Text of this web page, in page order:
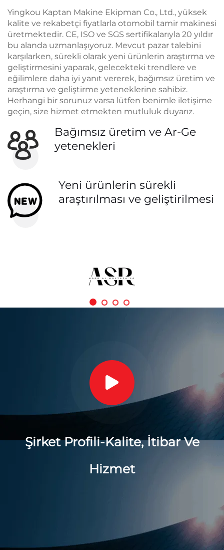
Yingkou Kaptan Makine Ekipman Co., Ltd., yüksek
kalite ve rekabetçi fiyatlarla otomobil tamir makinesi
üretmektedir. CE, ISO ve SGS sertifikalarıyla 20 yıldır
bu alanda uzmanlaşıyoruz. Mevcut pazar talebini
karşılarken, sürekli olarak yeni ürünlerin araştırma ve
geliştirmesini yaparak, gelecekteki trendlere ve
eğilimlere daha iyi yanıt vererek, bağımsız üretim ve
araştırma ve geliştirme yeteneklerine sahibiz.
Herhangi bir sorunuz varsa lütfen benimle iletişime
geçin, size hizmet etmekten mutluluk duyarız.
Bağımsız üretim ve Ar-Ge
yetenekleri
Yeni ürünlerin sürekli
araştırılması ve geliştirilmesi
Şirket Profili-Kalite, İtibar Ve
Hizmet